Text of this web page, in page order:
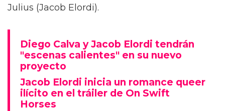
Julius (Jacob Elordi).
Diego Calva y Jacob Elordi tendrán
"escenas calientes" en su nuevo
proyecto
Jacob Elordi inicia un romance queer
ilícito en el tráiler de On Swift
Horses